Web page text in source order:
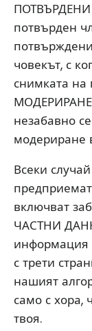
ПОТВЪРДЕНИ
потвърден
човекът, с
снимката на
незабавно
модериране
Всеки
включват
ЧАСТНИ
информация
с трети
нашият
само с хора,
твоя.